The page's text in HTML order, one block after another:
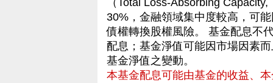
（Total Loss-Absorbing
30%，金融領域集中度較高，可
債權轉換股權風險。 基金配息不
配息；基金淨值可能因市場因素
基金淨值之變動。
本基金配息可能由基金的收益、